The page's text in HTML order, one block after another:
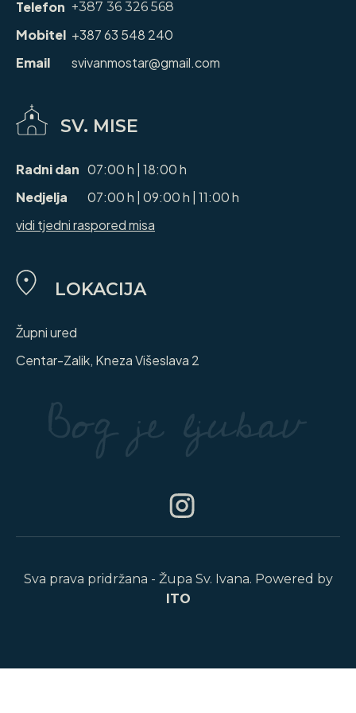
Telefon +387 36 326 568
Mobitel +387 63 548 240
Email
svivanmostar@gmail.com
SV. MISE
Radni dan 07:00 h | 18:00 h
Nedjelja
07:00 h | 09:00 h | 11:00 h
vidi tjedni raspored misa
LOKACIJA
Župni ured
Centar-Zalik, Kneza Višeslava 2
Sva prava pridržana - Župa Sv. Ivana. Powered by
ITO